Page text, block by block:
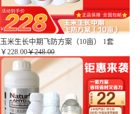
玉米生长中期飞防方案（10亩） 1套
￥ 228.00￥248.00